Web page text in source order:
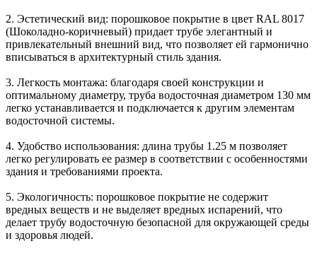
2. Эстетический вид: порошковое покрытие в цвет RAL 8017
(Шоколадно-коричневый) придает трубе элегантный и
привлекательный внешний вид, что позволяет ей гармонично
вписываться в архитектурный стиль здания.
3. Легкость монтажа: благодаря своей конструкции и
оптимальному диаметру, труба водосточная диаметром 130 мм
легко устанавливается и подключается к другим элементам
водосточной системы.
4. Удобство использования: длина трубы 1.25 м позволяет
легко регулировать ее размер в соответствии с особенностями
здания и требованиями проекта.
5. Экологичность: порошковое покрытие не содержит
вредных веществ и не выделяет вредных испарений, что
делает трубу водосточную безопасной для окружающей среды
и здоровья людей.